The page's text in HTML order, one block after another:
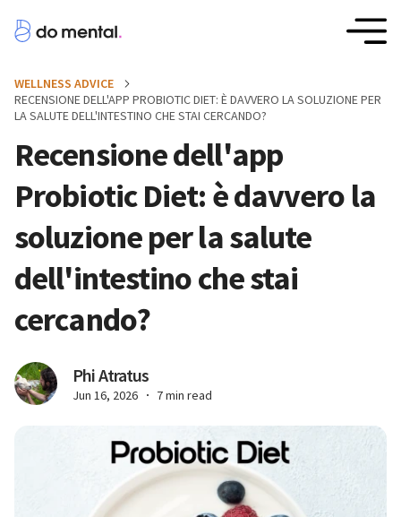
WELLNESS ADVICE
RECENSIONE DELL'APP PROBIOTIC DIET: È DAVVERO LA SOLUZIONE PER
LA SALUTE DELL'INTESTINO CHE STAI CERCANDO?
Recensione dell'app
Probiotic Diet: è davvero la
soluzione per la salute
dell'intestino che stai
cercando?
Phi Atratus
Jun 16, 2026 7 min read